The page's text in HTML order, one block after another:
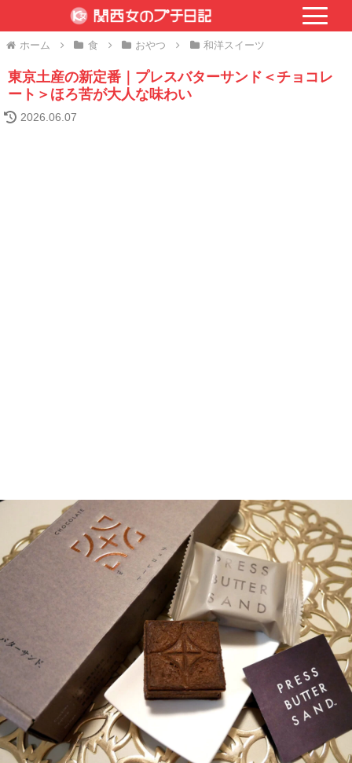
ホーム 食 おやつ 和洋スイーツ
東京土産の新定番｜プレスバターサンド＜チョコレ
ート＞ほろ苦が大人な味わい
2026.06.07